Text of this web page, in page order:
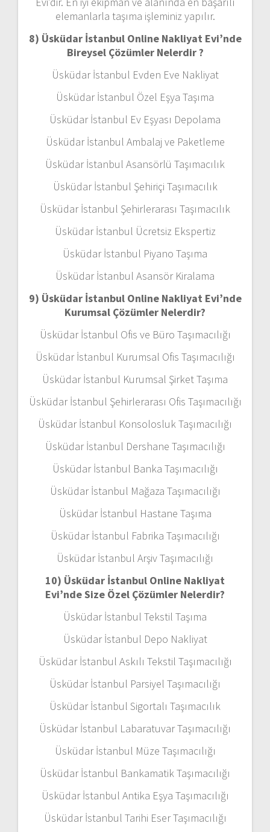
elemanlarla taşıma işleminiz yapılır.
8) Üsküdar İstanbul Online Nakliyat Evi’nde
Bireysel Çözümler Nelerdir ?
Üsküdar İstanbul Evden Eve Nakliyat
Üsküdar İstanbul Özel Eşya Taşıma
Üsküdar İstanbul Ev Eşyası Depolama
Üsküdar İstanbul Ambalaj ve Paketleme
Üsküdar İstanbul Asansörlü Taşımacılık
Üsküdar İstanbul Şehiriçi Taşımacılık
Üsküdar İstanbul Şehirlerarası Taşımacılık
Üsküdar İstanbul Ücretsiz Ekspertiz
Üsküdar İstanbul Piyano Taşıma
Üsküdar İstanbul Asansör Kiralama
9) Üsküdar İstanbul Online Nakliyat Evi’nde
Kurumsal Çözümler Nelerdir?
Üsküdar İstanbul Ofis ve Büro Taşımacılığı
Üsküdar İstanbul Kurumsal Ofis Taşımacılığı
Üsküdar İstanbul Kurumsal Şirket Taşıma
Üsküdar İstanbul Şehirlerarası Ofis Taşımacılığı
Üsküdar İstanbul Konsolosluk Taşımacılığı
Üsküdar İstanbul Dershane Taşımacılığı
Üsküdar İstanbul Banka Taşımacılığı
Üsküdar İstanbul Mağaza Taşımacılığı
Üsküdar İstanbul Hastane Taşıma
Üsküdar İstanbul Fabrika Taşımacılığı
Üsküdar İstanbul Arşiv Taşımacılığı
10) Üsküdar İstanbul Online Nakliyat
Evi’nde Size Özel Çözümler Nelerdir?
Üsküdar İstanbul Tekstil Taşıma
Üsküdar İstanbul Depo Nakliyat
Üsküdar İstanbul Askılı Tekstil Taşımacılığı
Üsküdar İstanbul Parsiyel Taşımacılığı
Üsküdar İstanbul Sigortalı Taşımacılık
Üsküdar İstanbul Labaratuvar Taşımacılığı
Üsküdar İstanbul Müze Taşımacılığı
Üsküdar İstanbul Bankamatik Taşımacılığı
Üsküdar İstanbul Antika Eşya Taşımacılığı
Üsküdar İstanbul Tarihi Eser Taşımacılığı